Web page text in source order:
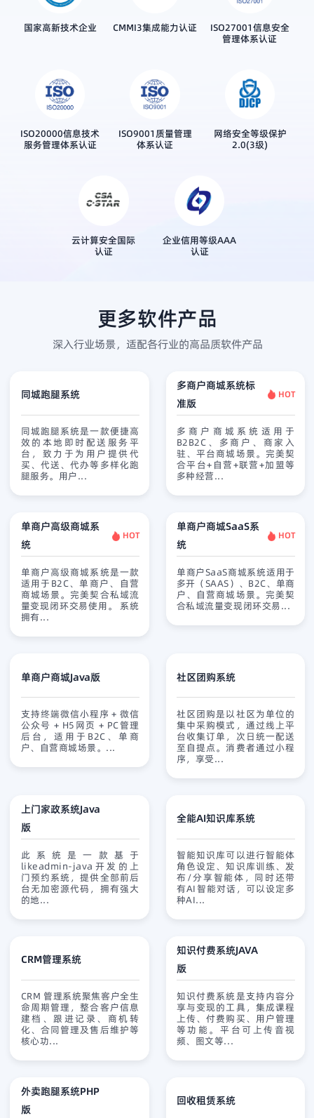
国家高新技术企业 CMMI3集成能力认证
ISO27001信息安全
管理体系认证
ISO20000信息技术
服务管理体系认证
ISO9001质量管理
体系认证
网络安全等级保护
2.0(3级)
云计算安全国际
认证
企业信用等级AAA
认证
更多软件产品
深入行业场景，适配各行业的高品质软件产品
同城跑腿系统
同城跑腿系统是一款便捷高
效的本地即时配送服务平
台，致力于为用户提供代
买、代送、代办等多样化跑
腿服务。用户...
查看详情 免费试用
多商户商城系统标
准版
HOT
多商户商城系统适用于
B2B2C、多商户、商家入
驻、平台商城场景。完美契
合平台+自营+联营+加盟等
多种经营...
查看详情 免费试用
单商户高级商城系
统
HOT
单商户高级商城系统是一款
适用于B2C、单商户、自营
商城场景。完美契合私域流
量变现闭环交易使用。 系统
拥有...
查看详情 免费试用
单商户商城SaaS系
统
HOT
单商户SaaS商城系统适用于
多开（SAAS）、B2C、单商
户、自营商城场景。完美契
合私域流量变现闭环交易...
查看详情 免费试用
单商户商城Java版
支持终端微信小程序 + 微信
公众号 + H5网页 + PC管理
后台，适用于B2C、单商
户、自营商城场景。...
查看详情 免费试用
社区团购系统
社区团购是以社区为单位的
集中采购模式，通过线上平
台收集订单，次日统一配送
至自提点。消费者通过小程
序，享受...
查看详情 免费试用
上门家政系统Java
版
此系统是一款基于
likeadmin-java开发的上
门预约系统，提供全部前后
台无加密源代码，拥有强大
的地...
查看详情 免费试用
全能AI知识库系统
智能知识库可以进行智能体
角色设定、知识库训练、发
布/分享智能体，同时还带
有AI智能对话，可以设定多
种AI...
查看详情 免费试用
CRM管理系统
CRM 管理系统聚焦客户全生
命周期管理，整合客户信息
建档、跟进记录、商机转
化、合同管理及售后维护等
核心功...
知识付费系统JAVA
版
知识付费系统是支持内容分
享与变现的工具，集成课程
上传、付费购买、用户管理
等功能。平台可上传音视
频、图文等...
外卖跑腿系统PHP
版
回收租赁系统